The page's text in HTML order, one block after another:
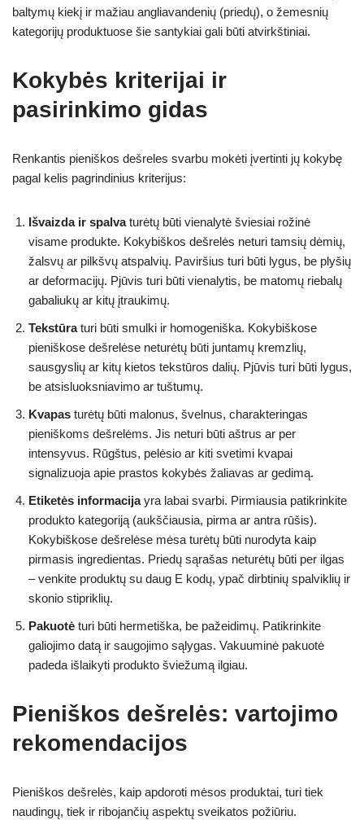
baltymų kiekį ir mažiau angliavandenių (priedų), o žemesnių
kategorijų produktuose šie santykiai gali būti atvirkštiniai.
Kokybės kriterijai ir
pasirinkimo gidas
Renkantis pieniškos dešreles svarbu mokėti įvertinti jų kokybę
pagal kelis pagrindinius kriterijus:
Išvaizda ir spalvaturėtų būti vienalytė šviesiai rožinė
visame produkte. Kokybiškos dešrelės neturi tamsių dėmių,
žalsvų ar pilkšvų atspalvių. Paviršius turi būti lygus, be plyšių
ar deformacijų. Pjūvis turi būti vienalytis, be matomų riebalų
gabaliukų ar kitų įtraukimų.
Tekstūraturi būti smulki ir homogeniška. Kokybiškose
pieniškose dešrelėse neturėtų būti juntamų kremzlių,
sausgyslių ar kitų kietos tekstūros dalių. Pjūvis turi būti lygus,
be atsisluoksniavimo ar tuštumų.
Kvapas turėtų būti malonus, švelnus, charakteringas
pieniškoms dešrelėms. Jis neturi būti aštrus ar per
intensyvus. Rūgštus, pelėsio ar kiti svetimi kvapai
signalizuoja apie prastos kokybės žaliavas ar gedimą.
Etiketės informacijayra labai svarbi. Pirmiausia patikrinkite
produkto kategoriją (aukščiausia, pirma ar antra rūšis).
Kokybiškose dešrelėse mėsa turėtų būti nurodyta kaip
pirmasis ingredientas. Priedų sąrašas neturėtų būti per ilgas
– venkite produktų su daug E kodų, ypač dirbtinių spalviklių ir
skonio stipriklių.
Pakuotė turi būti hermetiška, be pažeidimų. Patikrinkite
galiojimo datą ir saugojimo sąlygas. Vakuuminė pakuotė
padeda išlaikyti produkto šviežumą ilgiau.
Pieniškos dešrelės: vartojimo
rekomendacijos
Pieniškos dešrelės, kaip apdoroti mėsos produktai, turi tiek
naudingų, tiek ir ribojančių aspektų sveikatos požiūriu.